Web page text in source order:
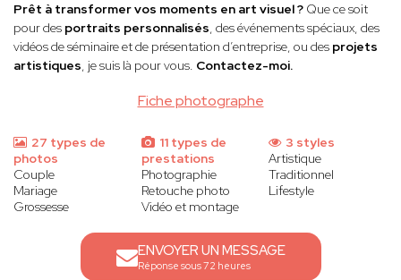
Fiche photographe
Prêt à transformer vos moments en art visuel ? Que ce soit
pour des portraits personnalisés, des événements spéciaux, des
vidéos de séminaire et de présentation d’entreprise, ou des projets
artistiques, je suis là pour vous. Contactez-moi.
27 types de
photos
Couple
Mariage
Grossesse
11 types de
prestations
Photographie
Retouche photo
Vidéo et montage
3 styles
Artistique
Traditionnel
Lifestyle
ENVOYER UN MESSAGE
Réponse sous 72 heures